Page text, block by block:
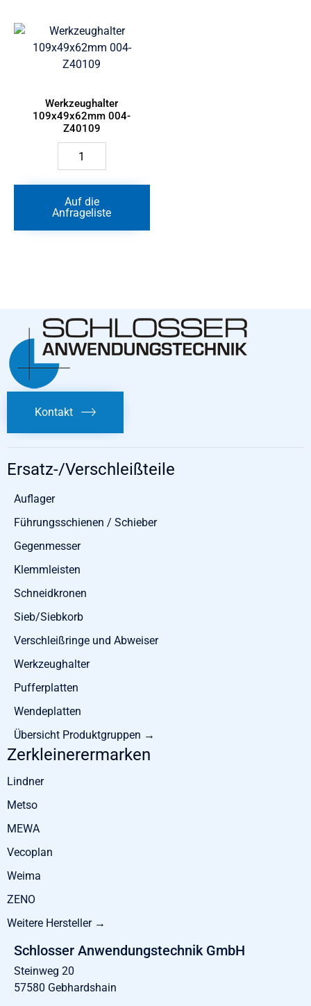
Werkzeughalter
109x49x62mm 004-
Z40109
Werkzeughalter
109x49x62mm
004-
Auf die
Anfrageliste
Kontakt
Ersatz-/Verschleißteile
Auflager
Führungsschienen / Schieber
Gegenmesser
Klemmleisten
Schneidkronen
Sieb/Siebkorb
Verschleißringe und Abweiser
Werkzeughalter
Pufferplatten
Wendeplatten
Übersicht Produktgruppen →
Zerkleinerermarken
Lindner
Metso
MEWA
Vecoplan
Weima
ZENO
Weitere Hersteller →
Schlosser Anwendungstechnik GmbH
Steinweg 20
57580 Gebhardshain